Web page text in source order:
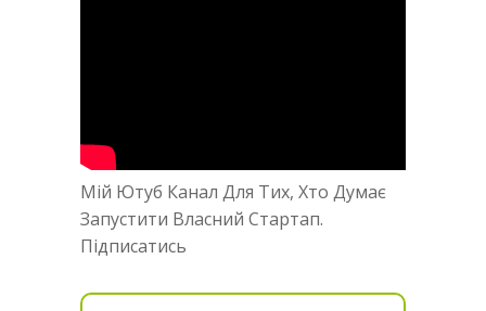
Мій Ютуб Канал Для Тих, Хто Думає
Запустити Власний Стартап.
Підписатись